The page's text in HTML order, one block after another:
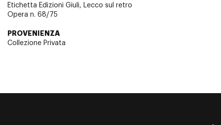
Etichetta Edizioni Giuli, Lecco sul retro
Opera n. 68/75
PROVENIENZA
Collezione Privata